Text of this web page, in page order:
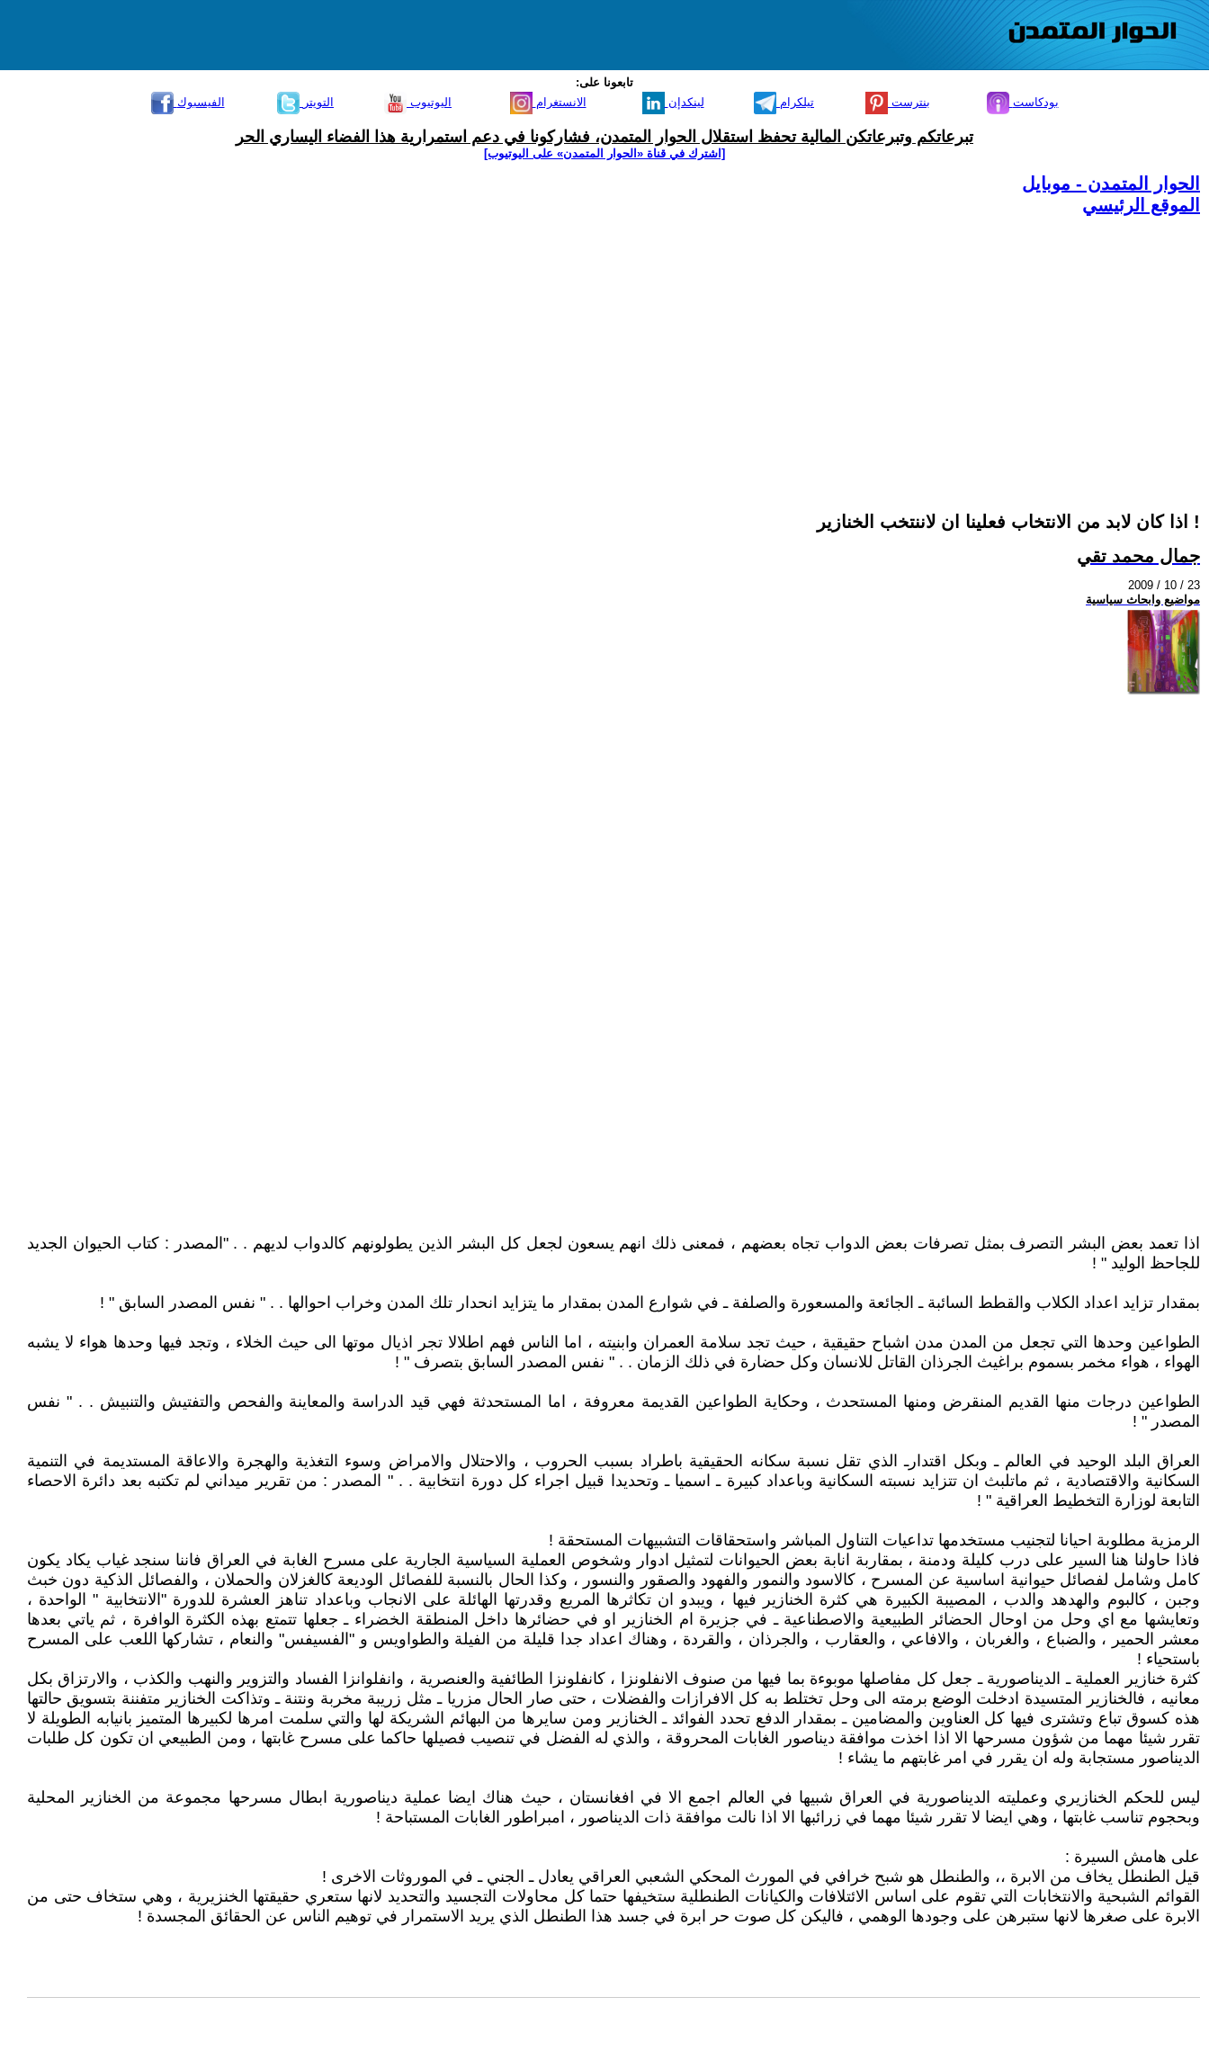
تابعونا على:
الفيسبوك
التويتر اليوتيوب الانستغرام لينكدإن تيلكرام بنترست بودكاست
تبرعاتكم وتبرعاتكن المالية تحفظ استقلال الحوار المتمدن، فشاركونا في دعم استمرارية هذا الفضاء اليساري الحر
[اشترك في قناة ‫«الحوار المتمدن» على اليوتيوب]
الحوار المتمدن - موبايل
الموقع الرئيسي
اذا كان لابد من الانتخاب فعلينا ان لاننتخب الخنازير !
جمال محمد تقي
2009 / 10 / 23
مواضيع وابحاث سياسية
اذا تعمد بعض البشر التصرف بمثل تصرفات بعض الدواب تجاه بعضهم ، فمعنى ذلك انهم يسعون لجعل كل البشر الذين يطولونهم كالدواب لديهم . . "المصدر : كتاب الحيوان الجديد
للجاحظ الوليد " !
بمقدار تزايد اعداد الكلاب والقطط السائبة ـ الجائعة والمسعورة والصلفة ـ في شوارع المدن بمقدار ما يتزايد انحدار تلك المدن وخراب احوالها . . " نفس المصدر السابق " !
الطواعين وحدها التي تجعل من المدن مدن اشباح حقيقية ، حيث تجد سلامة العمران وابنيته ، اما الناس فهم اطلالا تجر اذيال موتها الى حيث الخلاء ، وتجد فيها وحدها هواء لا يشبه
الهواء ، هواء مخمر بسموم براغيث الجرذان القاتل للانسان وكل حضارة في ذلك الزمان . . " نفس المصدر السابق بتصرف " !
الطواعين درجات منها القديم المنقرض ومنها المستحدث ، وحكاية الطواعين القديمة معروفة ، اما المستحدثة فهي قيد الدراسة والمعاينة والفحص والتفتيش والتنبيش . . " نفس
المصدر " !
العراق البلد الوحيد في العالم ـ وبكل اقتدارـ الذي تقل نسبة سكانه الحقيقية باطراد بسبب الحروب ، والاحتلال والامراض وسوء التغذية والهجرة والاعاقة المستديمة في التنمية
السكانية والاقتصادية ، ثم ماتلبث ان تتزايد نسبته السكانية وباعداد كبيرة ـ اسميا ـ وتحديدا قبيل اجراء كل دورة انتخابية . . " المصدر : من تقرير ميداني لم تكتبه بعد دائرة الاحصاء
التابعة لوزارة التخطيط العراقية " !
الرمزية مطلوبة احيانا لتجنيب مستخدمها تداعيات التناول المباشر واستحقاقات التشبيهات المستحقة !
فاذا حاولنا هنا السير على درب كليلة ودمنة ، بمقاربة انابة بعض الحيوانات لتمثيل ادوار وشخوص العملية السياسية الجارية على مسرح الغابة في العراق فاننا سنجد غياب يكاد يكون
كامل وشامل لفصائل حيوانية اساسية عن المسرح ، كالاسود والنمور والفهود والصقور والنسور ، وكذا الحال بالنسبة للفصائل الوديعة كالغزلان والحملان ، والفصائل الذكية دون خبث
وجبن ، كالبوم والهدهد والدب ، المصيبة الكبيرة هي كثرة الخنازير فيها ، ويبدو ان تكاثرها المريع وقدرتها الهائلة على الانجاب وباعداد تناهز العشرة للدورة "الانتخابية " الواحدة ،
وتعايشها مع اي وحل من اوحال الحضائر الطبيعية والاصطناعية ـ في جزيرة ام الخنازير او في حضائرها داخل المنطقة الخضراء ـ جعلها تتمتع بهذه الكثرة الوافرة ، ثم ياتي بعدها
معشر الحمير ، والضباع ، والغربان ، والافاعي ، والعقارب ، والجرذان ، والقردة ، وهناك اعداد جدا قليلة من الفيلة والطواويس و "الفسيفس" والنعام ، تشاركها اللعب على المسرح
باستحياء !
كثرة خنازير العملية ـ الديناصورية ـ جعل كل مفاصلها موبوءة بما فيها من صنوف الانفلونزا ، كانفلونزا الطائفية والعنصرية ، وانفلوانزا الفساد والتزوير والنهب والكذب ، والارتزاق بكل
معانيه ، فالخنازير المتسيدة ادخلت الوضع برمته الى وحل تختلط به كل الافرازات والفضلات ، حتى صار الحال مزريا ـ مثل زريبة مخربة ونتنة ـ وتذاكت الخنازير متفننة بتسويق حالتها
هذه كسوق تباع وتشترى فيها كل العناوين والمضامين ـ بمقدار الدفع تحدد الفوائد ـ الخنازير ومن سايرها من البهائم الشريكة لها والتي سلمت امرها لكبيرها المتميز بانيابه الطويلة لا
تقرر شيئا مهما من شؤون مسرحها الا اذا اخذت موافقة ديناصور الغابات المحروقة ، والذي له الفضل في تنصيب فصيلها حاكما على مسرح غابتها ، ومن الطبيعي ان تكون كل طلبات
الديناصور مستجابة وله ان يقرر في امر غابتهم ما يشاء !
ليس للحكم الخنازيري وعمليته الديناصورية في العراق شبيها في العالم اجمع الا في افغانستان ، حيث هناك ايضا عملية ديناصورية ابطال مسرحها مجموعة من الخنازير المحلية
وبحجوم تناسب غابتها ، وهي ايضا لا تقرر شيئا مهما في زرائبها الا اذا نالت موافقة ذات الديناصور ، امبراطور الغابات المستباحة !
على هامش السيرة :
قيل الطنطل يخاف من الابرة ،، والطنطل هو شبح خرافي في المورث المحكي الشعبي العراقي يعادل ـ الجني ـ في الموروثات الاخرى !
القوائم الشبحية والانتخابات التي تقوم على اساس الائتلافات والكيانات الطنطلية ستخيفها حتما كل محاولات التجسيد والتحديد لانها ستعري حقيقتها الخنزيرية ، وهي ستخاف حتى من
الابرة على صغرها لانها ستبرهن على وجودها الوهمي ، فاليكن كل صوت حر ابرة في جسد هذا الطنطل الذي يريد الاستمرار في توهيم الناس عن الحقائق المجسدة !